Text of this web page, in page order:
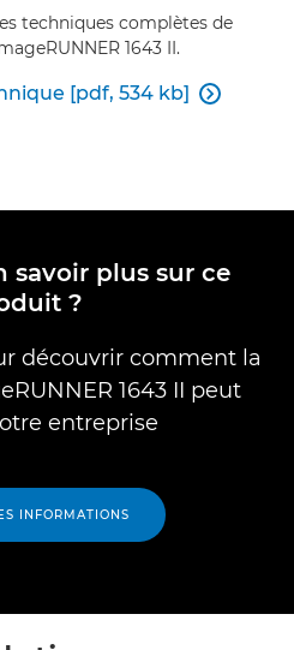
techniques complètes de
1643 II.
[pdf, 534 kb] 
savoir plus sur ce
?
découvrir comment la
1643 II peut
entreprise
INFORMATIONS